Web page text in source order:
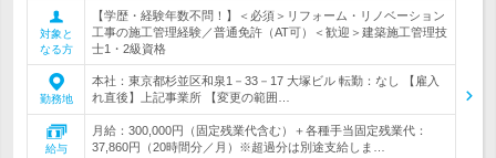
対象と
なる方
【学歴・経験年数不問！】＜必須＞リフォーム・リノベーション
工事の施工管理経験／普通免許（AT可）＜歓迎＞建築施工管理技
士1・2級資格
勤務地
本社：東京都杉並区和泉1－33－17 大塚ビル 転勤：なし 【雇入
れ直後】上記事業所 【変更の範囲…
給与
月給：300,000円（固定残業代含む）＋各種手当固定残業代：
37,860円（20時間分／月）※超過分は別途支給しま…